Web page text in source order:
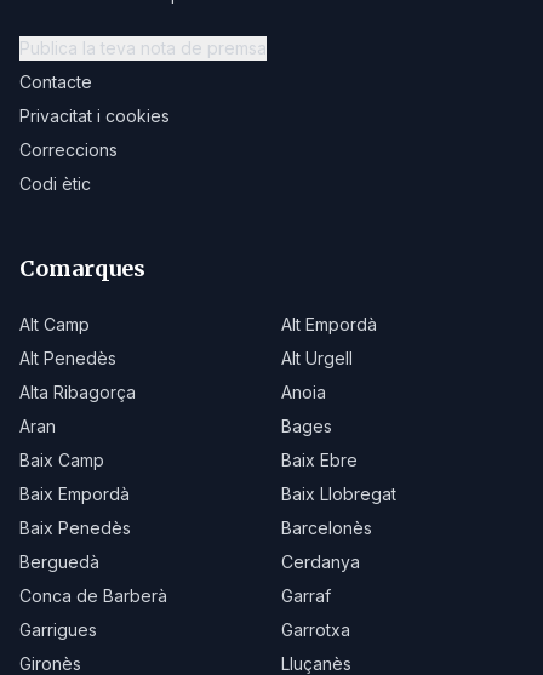
Publica la teva nota de premsa
Contacte
Privacitat i cookies
Correccions
Codi ètic
Comarques
Alt Camp
Alt Empordà
Alt Penedès
Alt Urgell
Alta Ribagorça
Anoia
Aran
Bages
Baix Camp
Baix Ebre
Baix Empordà
Baix Llobregat
Baix Penedès
Barcelonès
Berguedà
Cerdanya
Conca de Barberà
Garraf
Garrigues
Garrotxa
Gironès
Lluçanès